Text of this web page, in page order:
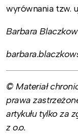
wyrównania tzw.
Barbara
© Materiał
prawa
artykułu tylko za
z o.o.